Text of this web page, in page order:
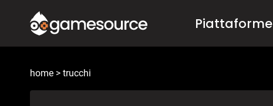
contenuto
Piattaforme
home > trucchi